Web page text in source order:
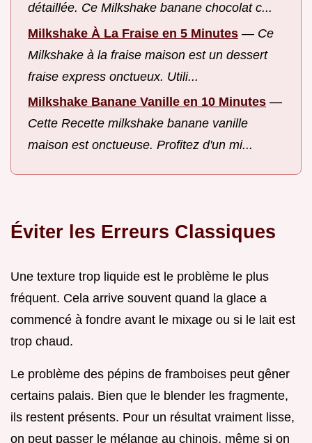
détaillée. Ce Milkshake banane chocolat c...
Milkshake À La Fraise en 5 Minutes — Ce
Milkshake à la fraise maison est un dessert
fraise express onctueux. Utili...
Milkshake Banane Vanille en 10 Minutes —
Cette Recette milkshake banane vanille
maison est onctueuse. Profitez d'un mi...
Éviter les Erreurs Classiques
Une texture trop liquide est le problème le plus
fréquent. Cela arrive souvent quand la glace a
commencé à fondre avant le mixage ou si le lait est
trop chaud.
Le problème des pépins de framboises peut gêner
certains palais. Bien que le blender les fragmente,
ils restent présents. Pour un résultat vraiment lisse,
on peut passer le mélange au chinois, même si on